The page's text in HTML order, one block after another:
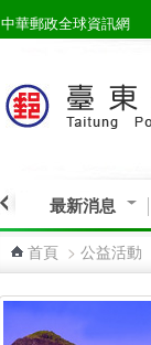
中華郵政全球資訊網
最新消息
首頁 > 公益活動